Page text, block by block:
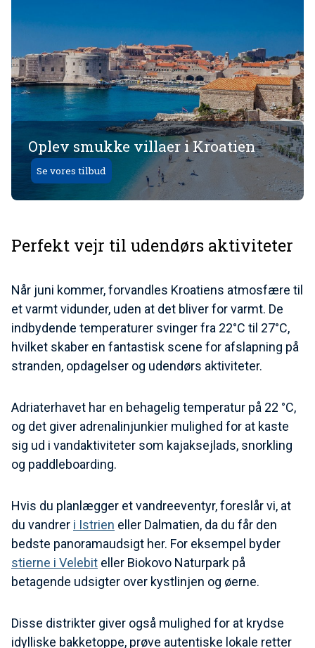
Oplev smukke villaer i Kroatien
Se vores tilbud
Perfekt vejr til udendørs aktiviteter
Når juni kommer, forvandles Kroatiens atmosfære til
et varmt vidunder, uden at det bliver for varmt. De
indbydende temperaturer svinger fra 22°C til 27°C,
hvilket skaber en fantastisk scene for afslapning på
stranden, opdagelser og udendørs aktiviteter.
Adriaterhavet har en behagelig temperatur på 22 °C,
og det giver adrenalinjunkier mulighed for at kaste
sig ud i vandaktiviteter som kajaksejlads, snorkling
og paddleboarding.
Hvis du planlægger et vandreeventyr, foreslår vi, at
du vandrer i Istrien eller Dalmatien, da du får den
bedste panoramaudsigt her. For eksempel byder
stierne i Velebit eller Biokovo Naturpark på
betagende udsigter over kystlinjen og øerne.
Disse distrikter giver også mulighed for at krydse
idylliske bakketoppe, prøve autentiske lokale retter